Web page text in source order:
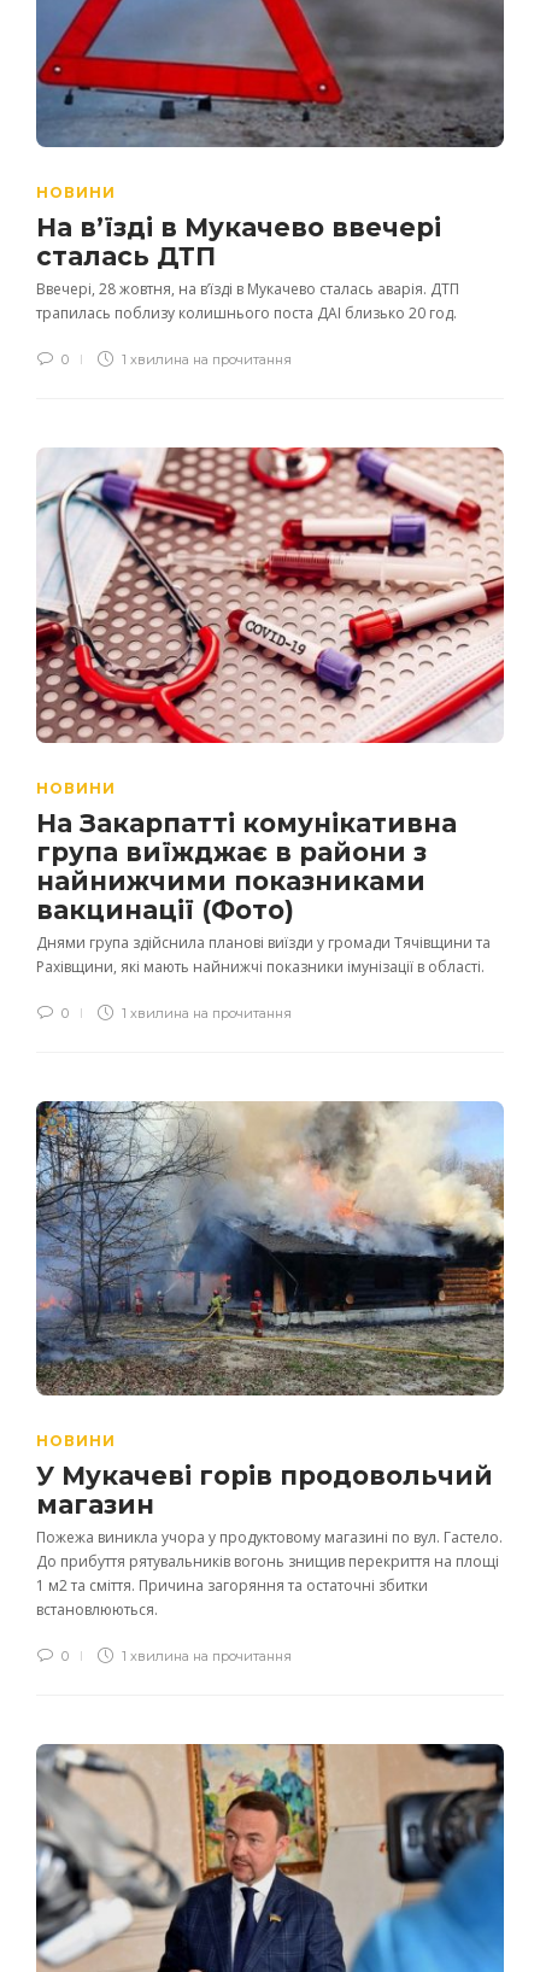
НОВИНИ
На в’їзді в Мукачево ввечері
сталась ДТП
Ввечері, 28 жовтня, на в’їзді в Мукачево сталась аварія. ДТП
трапилась поблизу колишнього поста ДАІ близько 20 год.
0 1 хвилина на прочитання
НОВИНИ
На Закарпатті комунікативна
група виїжджає в райони з
найнижчими показниками
вакцинації (Фото)
Днями група здійснила планові виїзди у громади Тячівщини та
Рахівщини, які мають найнижчі показники імунізації в області.
0 1 хвилина на прочитання
НОВИНИ
У Мукачеві горів продовольчий
магазин
Пожежа виникла учора у продуктовому магазині по вул. Гастело.
До прибуття рятувальників вогонь знищив перекриття на площі
1 м2 та сміття. Причина загоряння та остаточні збитки
встановлюються.
0 1 хвилина на прочитання